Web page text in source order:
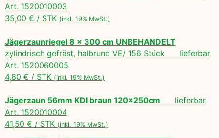
Art. 1520010003
35,00 € / STK (inkl. 19% MwSt.)
Jägerzaunriegel 8 x 300 cm UNBEHANDELT
zylindrisch gefräst, halbrund VE/ 156 Stück lieferbar
Art. 1520060005
4,80 € / STK (inkl. 19% MwSt.)
Jägerzaun 56mm KDI braun 120x250cm lieferbar
Art. 1520010004
41,50 € / STK (inkl. 19% MwSt.)